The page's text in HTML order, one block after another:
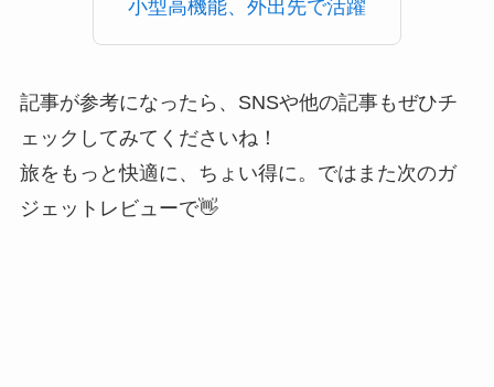
小型高機能、外出先で活躍
記事が参考になったら、SNSや他の記事もぜひチ
ェックしてみてくださいね！
旅をもっと快適に、ちょい得に。ではまた次のガ
ジェットレビューで👋